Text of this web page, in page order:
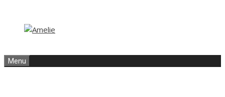
obsah
obsah
Menu